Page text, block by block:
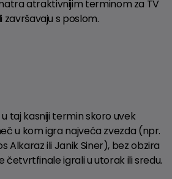
atraktivnijim terminom za TV
s poslom.
taj kasniji termin skoro uvek
u kom igra najveća zvezda (npr.
Alkaraz ili Janik Siner), bez obzira
četvrtfinale igrali u utorak ili sredu.